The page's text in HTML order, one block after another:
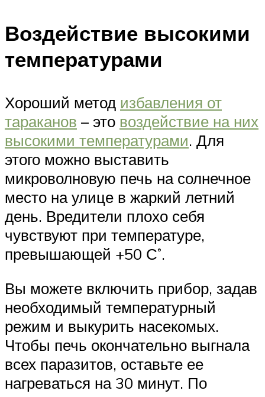
Воздействие высокими
температурами
Хороший метод избавления от
тараканов – это воздействие на них
высокими температурами. Для
этого можно выставить
микроволновую печь на солнечное
место на улице в жаркий летний
день. Вредители плохо себя
чувствуют при температуре,
превышающей +50 С˚.
Вы можете включить прибор, задав
необходимый температурный
режим и выкурить насекомых.
Чтобы печь окончательно выгнала
всех паразитов, оставьте ее
нагреваться на 30 минут. По